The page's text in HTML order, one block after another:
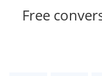
Free